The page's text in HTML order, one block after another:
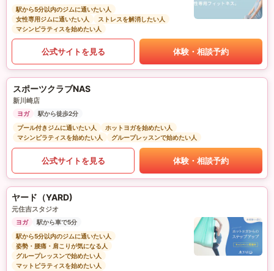
駅から5分以内のジムに通いたい人
女性専用ジムに通いたい人
ストレスを解消したい人
マシンピラティスを始めたい人
公式サイトを見る 体験・相談予約
スポーツクラブNAS
新川崎店
ヨガ
駅から徒歩2分
プール付きジムに通いたい人
ホットヨガを始めたい人
マシンピラティスを始めたい人
グループレッスンで始めたい人
公式サイトを見る 体験・相談予約
ヤード（YARD)
元住吉スタジオ
ヨガ
駅から車で5分
駅から5分以内のジムに通いたい人
姿勢・腰痛・肩こりが気になる人
グループレッスンで始めたい人
マットピラティスを始めたい人